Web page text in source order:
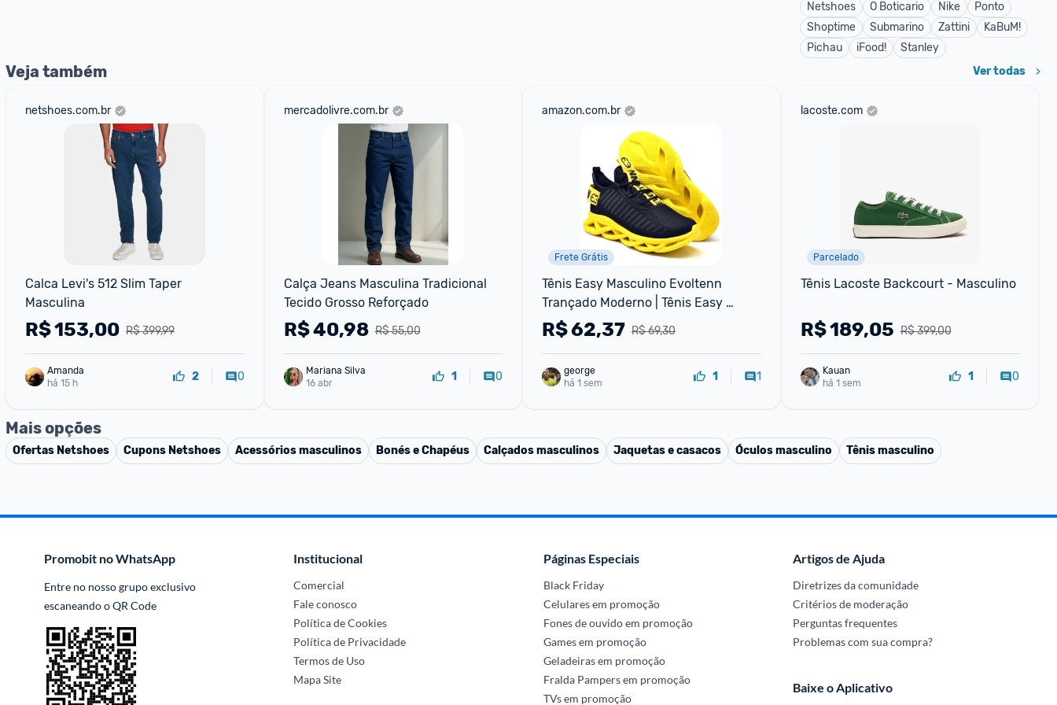
Netshoes
O Boticario Nike
Ponto
Shoptime
Submarino Zattini
KaBuM!
Pichau
iFood! Stanley
Veja também Ver todas
netshoes.com.br
Calca Levi's 512 Slim Taper
Masculina
R$ 399,99
R$153,00
Amanda
há 15 h
2 0
mercadolivre.com.br
Calça Jeans Masculina Tradicional
Tecido Grosso Reforçado
R$ 55,00
R$40,98
Mariana Silva
16 abr
1 0
amazon.com.br
Frete Grátis
Tênis Easy Masculino Evoltenn
Trançado Moderno | Tênis Easy
Masculino Evoltenn Trançado
Moderno
R$ 69,30
R$62,37
george
há 1 sem
1 1
lacoste.com
Parcelado
Tênis Lacoste Backcourt - Masculino
R$ 399,00
R$189,05
Kauan
há 1 sem
1 0
Mais opções
Ofertas Netshoes Cupons Netshoes Acessórios masculinos Bonés e Chapéus Calçados masculinos Jaquetas e casacos Óculos masculino Tênis masculino
Promobit no WhatsApp
Entre no nosso grupo exclusivo
escaneando o QR Code
Institucional
Comercial
Fale conosco
Política de Cookies
Política de Privacidade
Termos de Uso
Mapa Site
Páginas Especiais
Black Friday
Celulares em promoção
Fones de ouvido em promoção
Games em promoção
Geladeiras em promoção
Fralda Pampers em promoção
TVs em promoção
Artigos de Ajuda
Diretrizes da comunidade
Critérios de moderação
Perguntas frequentes
Problemas com sua compra?
Baixe o Aplicativo